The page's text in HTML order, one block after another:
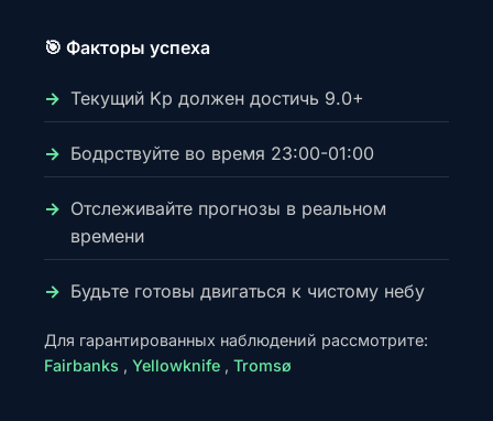
🎯 Факторы успеха
Текущий Kp должен достичь 9.0+
Бодрствуйте во время 23:00-01:00
Отслеживайте прогнозы в реальном
времени
Будьте готовы двигаться к чистому небу
Для гарантированных наблюдений рассмотрите:
Fairbanks , Yellowknife , Tromsø